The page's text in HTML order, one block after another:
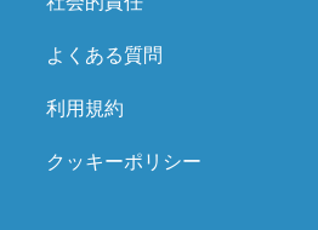
よくある質問
利用規約
クッキーポリシー